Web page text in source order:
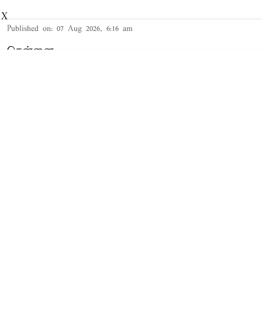
Published on: 07 Aug 2026, 6:16 am
சென்னை,
X